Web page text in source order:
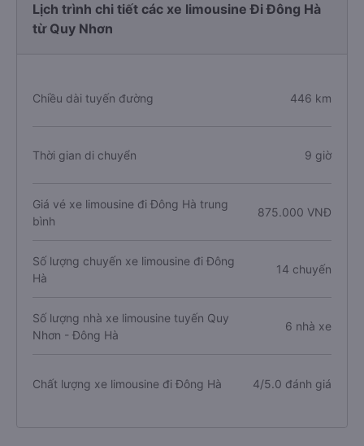
Lịch trình chi tiết các xe limousine Đi Đông Hà
từ Quy Nhơn
Chiều dài tuyến đường 446 km
Thời gian di chuyển 9 giờ
Giá vé xe limousine đi Đông Hà trung
bình
875.000 VNĐ
Số lượng chuyến xe limousine đi Đông
Hà
14 chuyến
Số lượng nhà xe limousine tuyến Quy
Nhơn - Đông Hà
6 nhà xe
Chất lượng xe limousine đi Đông Hà 4/5.0 đánh giá